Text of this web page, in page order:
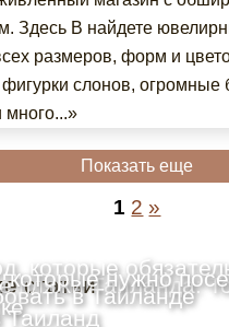
Здесь В найдете
размеров, форм и
слонов, огромные
много...»
Показать еще
1 2 »
статьи
пляжи Таиланда:
которые
в Таиланде
которые нужно
Таиланд